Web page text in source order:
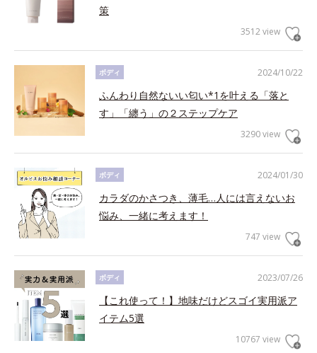
策
3512 view
2024/10/22
ボディ
ふんわり自然ないい匂い*1を叶える「落と
す」「纏う」の２ステップケア
3290 view
2024/01/30
ボディ
カラダのかさつき、薄毛…人には言えないお
悩み、一緒に考えます！
747 view
2023/07/26
ボディ
【これ使って！】地味だけどスゴイ実用派ア
イテム5選
10767 view